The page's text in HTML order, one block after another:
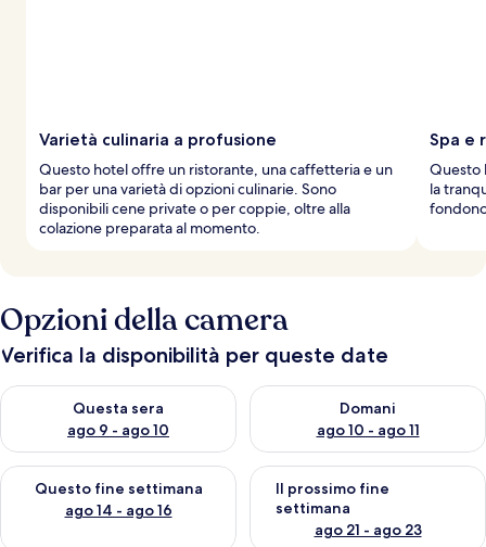
Varietà culinaria a profusione
Questo hotel offre un ristorante, una caffetteria e un
bar per una varietà di opzioni culinarie. Sono
disponibili cene private o per coppie, oltre alla
colazione preparata al momento.
Spa e
Questo
la
Opzioni della camera
Verifica la disponibilità per queste date
Questa sera
ago 9 - ago 10
Verifica la disponibilità per questa sera, ago 9 - ago 10
Domani
ago 10 - ago 11
Verifica la disponibilità per
Questo fine settimana
ago 14 - ago 16
Verifica la disponibilità per questo fine settimana, ago 14 -
Il prossimo fine
settimana
ago 21 - ago 23
Verifica la disponibilità per il